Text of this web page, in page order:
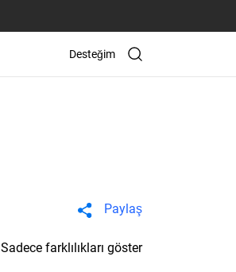
Desteğim
Paylaş
Sadece farklılıkları göster